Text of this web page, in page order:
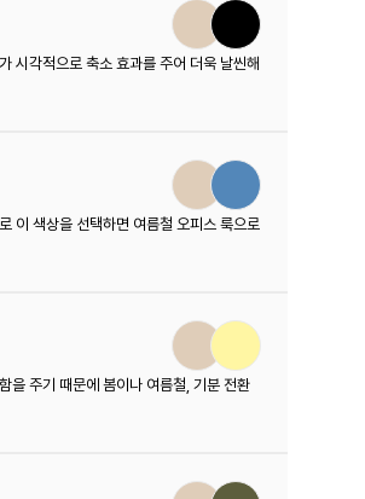
시각적으로 축소 효과를 주어 더욱 날씬해
이 색상을 선택하면 여름철 오피스 룩으로
을 주기 때문에 봄이나 여름철, 기분 전환